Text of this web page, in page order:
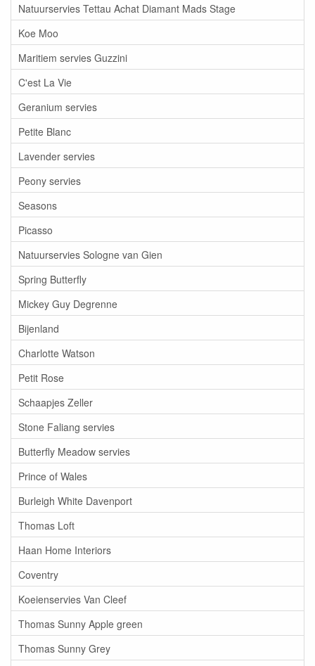
Natuurservies Tettau Achat Diamant Mads Stage
Koe Moo
Maritiem servies Guzzini
C'est La Vie
Geranium servies
Petite Blanc
Lavender servies
Peony servies
Seasons
Picasso
Natuurservies Sologne van Gien
Spring Butterfly
Mickey Guy Degrenne
Bijenland
Charlotte Watson
Petit Rose
Schaapjes Zeller
Stone Faliang servies
Butterfly Meadow servies
Prince of Wales
Burleigh White Davenport
Thomas Loft
Haan Home Interiors
Coventry
Koeienservies Van Cleef
Thomas Sunny Apple green
Thomas Sunny Grey